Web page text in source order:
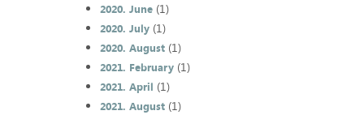
2020. June(1)
2020. July(1)
2020. August(1)
2021. February(1)
2021. April (1)
2021. August(1)